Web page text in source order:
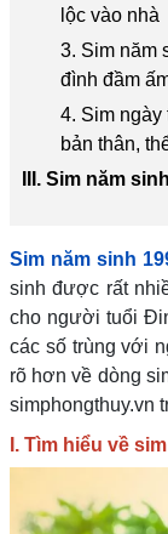
lộc vào nhà
3. Sim năm
đình đầm
4. Sim
bản thân,
III. Sim năm
Sim năm sinh
sinh được rất
cho người tuổi
các số trùng với
rõ hơn về dòng
simphongthuy.vn
I. Tìm hiểu về